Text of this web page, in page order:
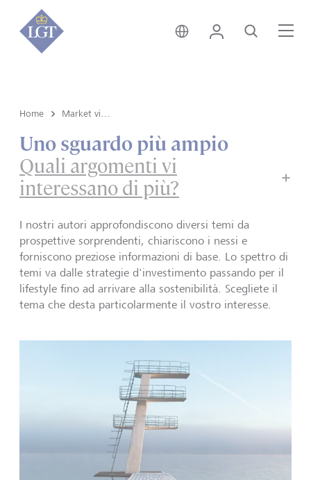
Svizzera • italiano
Login Cerca
Home
Uno sguardo più ampio
Quali argomenti vi
interessano di più?
I nostri autori approfondiscono diversi temi da
prospettive sorprendenti, chiariscono i nessi e
forniscono preziose informazioni di base. Lo spettro di
temi va dalle strategie d'investimento passando per il
lifestyle fino ad arrivare alla sostenibilità. Scegliete il
tema che desta particolarmente il vostro interesse.